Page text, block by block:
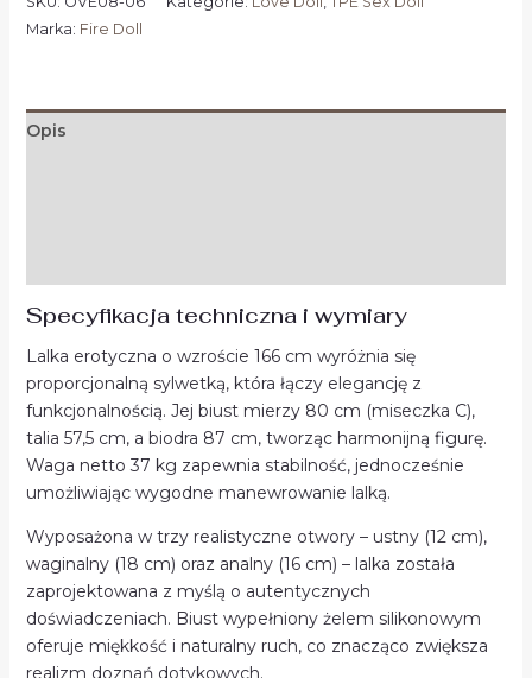
Marka: Fire Doll
Opis
Specyfikacja techniczna i wymiary
Lalka erotyczna o wzroście 166 cm wyróżnia się
proporcjonalną sylwetką, która łączy elegancję z
funkcjonalnością. Jej biust mierzy 80 cm (miseczka C),
talia 57,5 cm, a biodra 87 cm, tworząc harmonijną figurę.
Waga netto 37 kg zapewnia stabilność, jednocześnie
umożliwiając wygodne manewrowanie lalką.
Wyposażona w trzy realistyczne otwory – ustny (12 cm),
waginalny (18 cm) oraz analny (16 cm) – lalka została
zaprojektowana z myślą o autentycznych
doświadczeniach. Biust wypełniony żelem silikonowym
oferuje miękkość i naturalny ruch, co znacząco zwiększa